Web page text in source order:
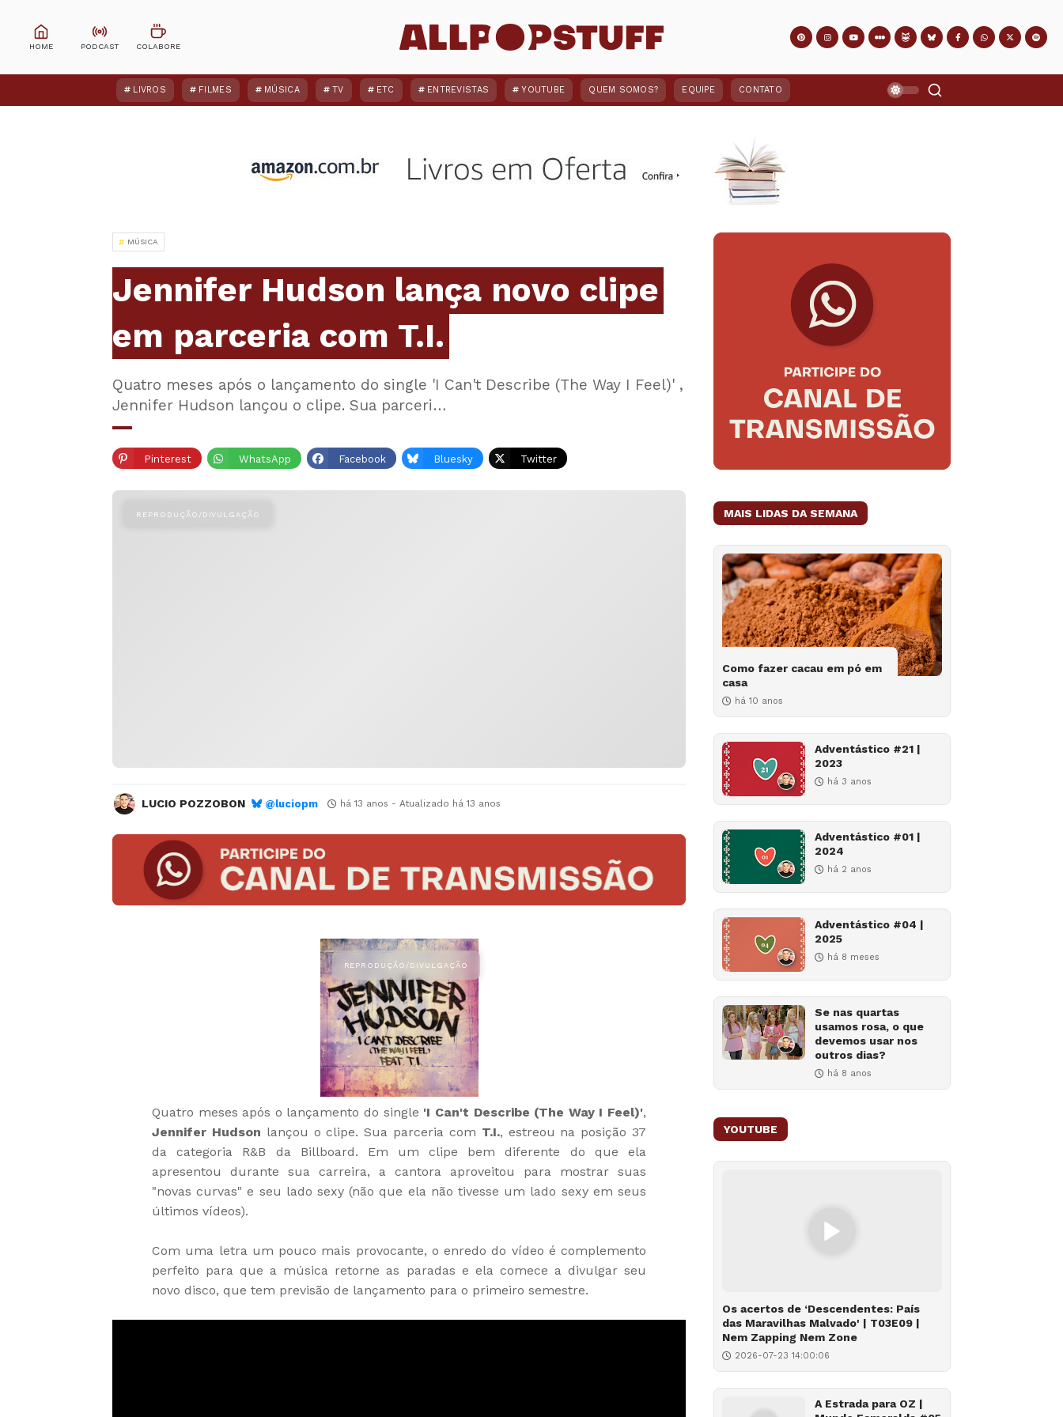
LIVROS FILMES MÚSICA TV ETC ENTREVISTAS YOUTUBE QUEM SOMOS? EQUIPE CONTATO
MÚSICA
Jennifer Hudson lança novo clipe
em parceria com T.I.
Quatro meses após o lançamento do single 'I Can't Describe (The Way I Feel)' ,
Jennifer Hudson lançou o clipe. Sua parceri…
Pinterest WhatsApp Facebook Bluesky Twitter
LUCIO POZZOBON @luciopm há 13 anos - Atualizado há 13 anos
Quatro meses após o lançamento do single 'I Can't Describe (The Way I Feel)',
Jennifer Hudson lançou o clipe. Sua parceria com T.I., estreou na posição 37
da categoria R&B da Billboard. Em um clipe bem diferente do que ela
apresentou durante sua carreira, a cantora aproveitou para mostrar suas
"novas curvas" e seu lado sexy (não que ela não tivesse um lado sexy em seus
últimos vídeos).
Com uma letra um pouco mais provocante, o enredo do vídeo é complemento
perfeito para que a música retorne as paradas e ela comece a divulgar seu
novo disco, que tem previsão de lançamento para o primeiro semestre.
MAIS LIDAS DA SEMANA
Como fazer cacau em pó em
casa
há 10 anos
Adventástico #21 |
2023
há 3 anos
Adventástico #01 |
2024
há 2 anos
Adventástico #04 |
2025
há 8 meses
Se nas quartas
usamos rosa, o que
devemos usar nos
outros dias?
há 8 anos
YOUTUBE
Os acertos de ‘Descendentes: País
das Maravilhas Malvado' | T03E09 |
Nem Zapping Nem Zone
2026-07-23 14:00:06
A Estrada para OZ |